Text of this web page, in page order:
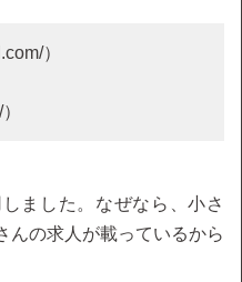
）
ました。なぜなら、小さ
んの求人が載っているから